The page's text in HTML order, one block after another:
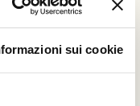
sui cookie
Dati societari